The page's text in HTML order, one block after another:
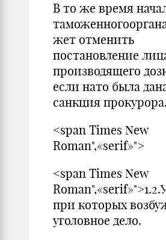
В то же время
жет отменить
постановление
производящего
если нато была
санкция прокурора.
<span Times New
Roman",«serif»">
<span Times New
при которых
уголовное дело.